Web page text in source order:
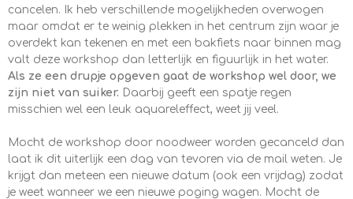
cancelen. Ik heb verschillende mogelijkheden overwogen
maar omdat er te weinig plekken in het centrum zijn waar je
overdekt kan tekenen en met een bakfiets naar binnen mag
valt deze workshop dan letterlijk en figuurlijk in het water.
Als ze een drupje opgeven gaat de workshop wel door, we
zijn niet van suiker. Daarbij geeft een spatje regen
misschien wel een leuk aquareleffect, weet jij veel.
Mocht de workshop door noodweer worden gecanceld dan
laat ik dit uiterlijk een dag van tevoren via de mail weten. Je
krijgt dan meteen een nieuwe datum (ook een vrijdag) zodat
je weet wanneer we een nieuwe poging wagen. Mocht de